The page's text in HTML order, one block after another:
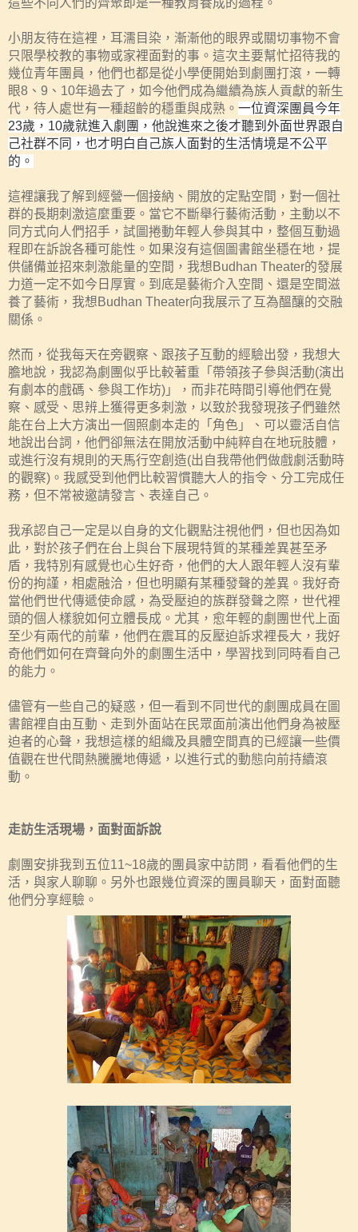
小朋友待在這裡，耳濡目染，漸漸他的眼界或關切事物不會
只限學校教的事物或家裡面對的事。這次主要幫忙招待我的
幾位青年團員，他們也都是從小學便開始到劇團打滾，一轉
眼8 、 9 、 10年過去了，如今他們成為繼續為族人貢獻的新生
代，待人處世有一種超齡的穩重與成熟。 一位資深團員今年
23歲， 10歲就進入劇團，他說進來之後才聽到外面世界跟自
己社群不同，也才明白自己族人面對的生活情境是不公平
的。
這裡讓我了解到經營一個接納、開放的定點空間，對一個社
群的長期刺激這麼重要。當它不斷舉行藝術活動，主動以不
同方式向人們招手，試圖捲動年輕人參與其中，整個互動過
程即在訴說各種可能性。如果沒有這個圖書館坐穩在地，提
供儲備並招來刺激能量的空間，我想Budhan Theater的發展
力道一定不如今日厚實。到底是藝術介入空間、還是空間滋
養了藝術，我想Budhan Theater向我展示了互為醞釀的交融
關係。
然而，從我每天在旁觀察、跟孩子互動的經驗出發，我想大
膽地說，我認為劇團似乎比較著重「帶領孩子參與活動(演出
有劇本的戲碼、參與工作坊) 」，而非花時間引導他們在覺
察、感受、思辨上獲得更多刺激，以致於我發現孩子們雖然
能在台上大方演出一個照劇本走的「角色」、可以靈活自信
地說出台詞，他們卻無法在開放活動中純粹自在地玩肢體，
或進行沒有規則的天馬行空創造(出自我帶他們做戲劇活動時
的觀察) 。我感受到他們比較習慣聽大人的指令、分工完成任
務，但不常被邀請發言、表達自己。
我承認自己一定是以自身的文化觀點注視他們，但也因為如
此，對於孩子們在台上與台下展現特質的某種差異甚至矛
盾，我特別有感覺也心生好奇，他們的大人跟年輕人沒有輩
份的拘謹，相處融洽，但也明顯有某種發聲的差異。我好奇
當他們世代傳遞使命感，為受壓迫的族群發聲之際，世代裡
頭的個人樣貌如何立體長成。尤其，愈年輕的劇團世代上面
至少有兩代的前輩，他們在震耳的反壓迫訴求裡長大，我好
奇他們如何在齊聲向外的劇團生活中，學習找到同時看自己
的能力。
儘管有一些自己的疑惑，但一看到不同世代的劇團成員在圖
書館裡自由互動、走到外面站在民眾面前演出他們身為被壓
迫者的心聲，我想這樣的組織及具體空間真的已經讓一些價
值觀在世代間熱騰騰地傳遞，以進行式的動態向前持續滾
動。
走訪生活現場，面對面訴說
劇團安排我到五位11~18歲的團員家中訪問，看看他們的生
活，與家人聊聊。另外也跟幾位資深的團員聊天，面對面聽
他們分享經驗。